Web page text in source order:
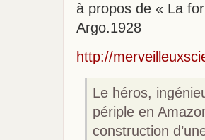
à propos de « La
Argo.1928
http://
Le héros,
périple en
construction